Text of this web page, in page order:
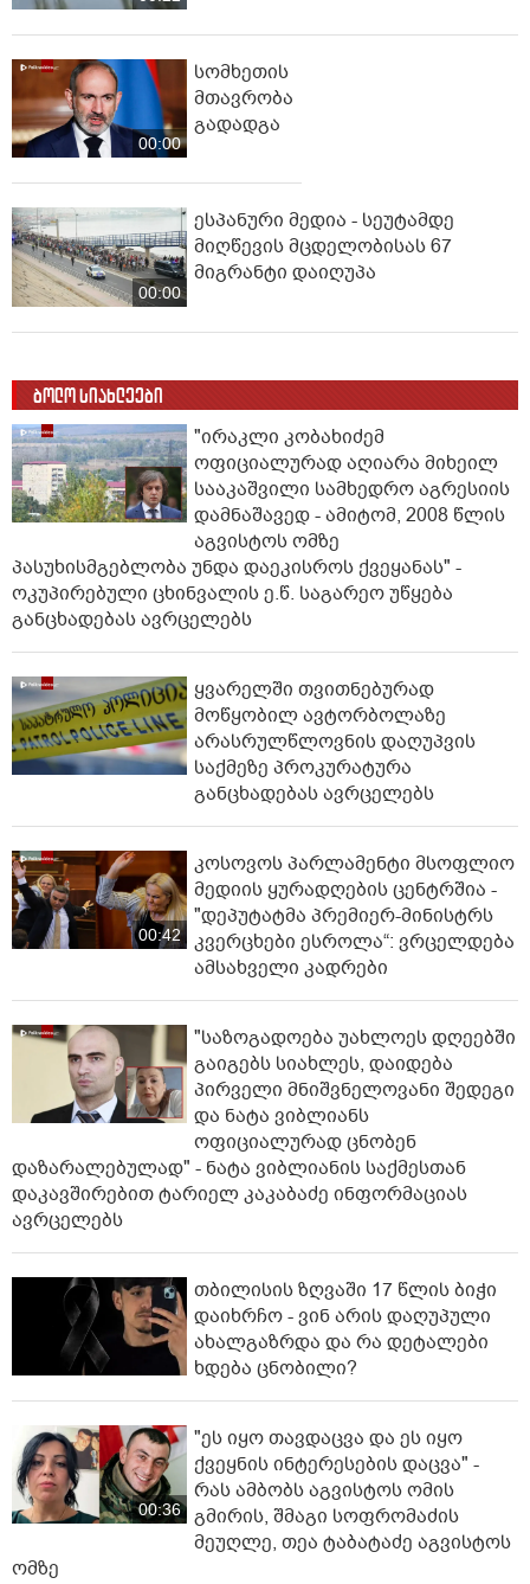
00:00
სომხეთის
მთავრობა
გადადგა
00:00
ესპანური მედია - სეუტამდე
მიღწევის მცდელობისას 67
მიგრანტი დაიღუპა
ბოლო სიახლეები
"ირაკლი კობახიძემ
ოფიციალურად აღიარა მიხეილ
სააკაშვილი სამხედრო აგრესიის
დამნაშავედ - ამიტომ, 2008 წლის
აგვისტოს ომზე
პასუხისმგებლობა უნდა დაეკისროს ქვეყანას" -
ოკუპირებული ცხინვალის ე.წ. საგარეო უწყება
განცხადებას ავრცელებს
ყვარელში თვითნებურად
მოწყობილ ავტორბოლაზე
არასრულწლოვნის დაღუპვის
საქმეზე პროკურატურა
განცხადებას ავრცელებს
00:42
კოსოვოს პარლამენტი მსოფლიო
მედიის ყურადღების ცენტრშია -
"დეპუტატმა პრემიერ-მინისტრს
კვერცხები ესროლა“: ვრცელდება
ამსახველი კადრები
"საზოგადოება უახლოეს დღეებში
გაიგებს სიახლეს, დაიდება
პირველი მნიშვნელოვანი შედეგი
და ნატა ვიბლიანს
ოფიციალურად ცნობენ
დაზარალებულად" - ნატა ვიბლიანის საქმესთან
დაკავშირებით ტარიელ კაკაბაძე ინფორმაციას
ავრცელებს
თბილისის ზღვაში 17 წლის ბიჭი
დაიხრჩო - ვინ არის დაღუპული
ახალგაზრდა და რა დეტალები
ხდება ცნობილი?
00:36
"ეს იყო თავდაცვა და ეს იყო
ქვეყნის ინტერესების დაცვა" -
რას ამბობს აგვისტოს ომის
გმირის, შმაგი სოფრომაძის
მეუღლე, თეა ტაბატაძე აგვისტოს
ომზე